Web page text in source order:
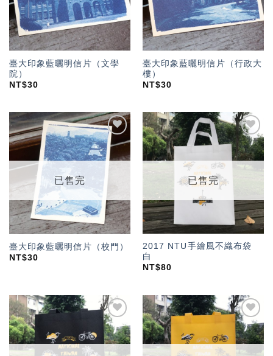
臺大印象藍曬明信片（文學
院）
NT$30
臺大印象藍曬明信片（行政大
樓）
NT$30
加入
「願
望輕
單」
已售完
臺大印象藍曬明信片（校門）
NT$30
加入
「願
望輕
已售完
2017 NTU手繪風不織布袋
白
NT$80
加入
「願
望輕
單」
加入
「願
望輕
單」